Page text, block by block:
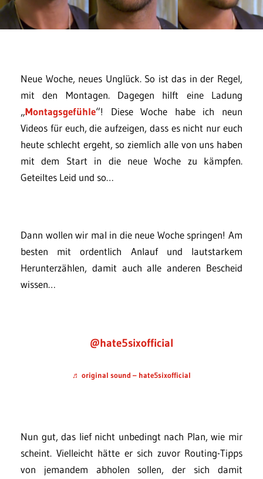
Neue Woche, neues Unglück. So ist das in der Regel,
mit den Montagen. Dagegen hilft eine Ladung
„Montagsgefühle“! Diese Woche habe ich neun
Videos für euch, die aufzeigen, dass es nicht nur euch
heute schlecht ergeht, so ziemlich alle von uns haben
mit dem Start in die neue Woche zu kämpfen.
Geteiltes Leid und so…
Dann wollen wir mal in die neue Woche springen! Am
besten mit ordentlich Anlauf und lautstarkem
Herunterzählen, damit auch alle anderen Bescheid
wissen…
@hate5sixofficial
♬ original sound – hate5sixofficial
Nun gut, das lief nicht unbedingt nach Plan, wie mir
scheint. Vielleicht hätte er sich zuvor Routing-Tipps
von jemandem abholen sollen, der sich damit